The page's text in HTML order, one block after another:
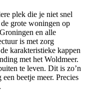
plek die je niet snel
grote woningen op
en alle
is met zorg
karakteristieke kappen
met het Woldmeer.
te leven. Dit is zo’n
beetje meer. Precies